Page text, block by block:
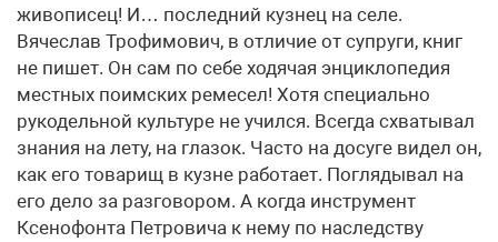
живописец! И… последний кузнец на селе.
Вячеслав Трофимович, в отличие от супруги, книг
не пишет. Он сам по себе ходячая энциклопедия
местных поимских ремесел! Хотя специально
рукодельной культуре не учился. Всегда схватывал
знания на лету, на глазок. Часто на досуге видел он,
как его товарищ в кузне работает. Поглядывал на
его дело за разговором. А когда инструмент
Ксенофонта Петровича к нему по наследству